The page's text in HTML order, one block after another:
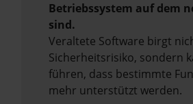
Betriebssystem auf dem
sind.
Veraltete Software birgt
Sicherheitsrisiko, sondern
führen, dass bestimmte
mehr unterstützt werden.